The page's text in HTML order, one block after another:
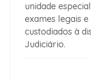
unidade
exames legais
custodiados à
Judiciário.